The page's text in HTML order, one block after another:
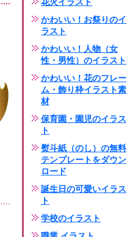
かわいい！お祭りのイ
ラスト
かわいい！人物（女
性・男性）のイラスト
かわいい！花のフレー
ム・飾り枠イラスト素
材
保育園・園児のイラス
ト
熨斗紙（のし）の無料
テンプレートをダウン
ロード
誕生日の可愛いイラス
ト
学校のイラスト